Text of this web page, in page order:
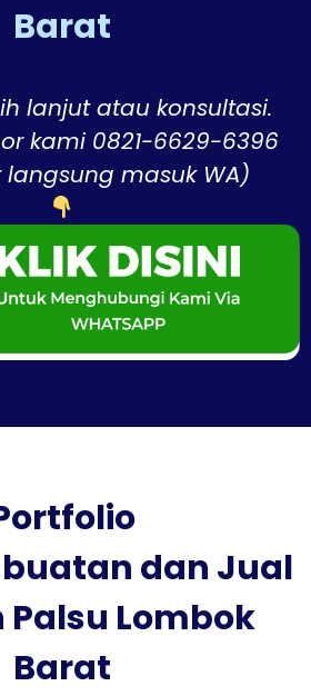
Barat
lanjut atau konsultasi.
kami 0821-6629-6396
langsung masuk WA)
dan Jual
Lombok
Barat